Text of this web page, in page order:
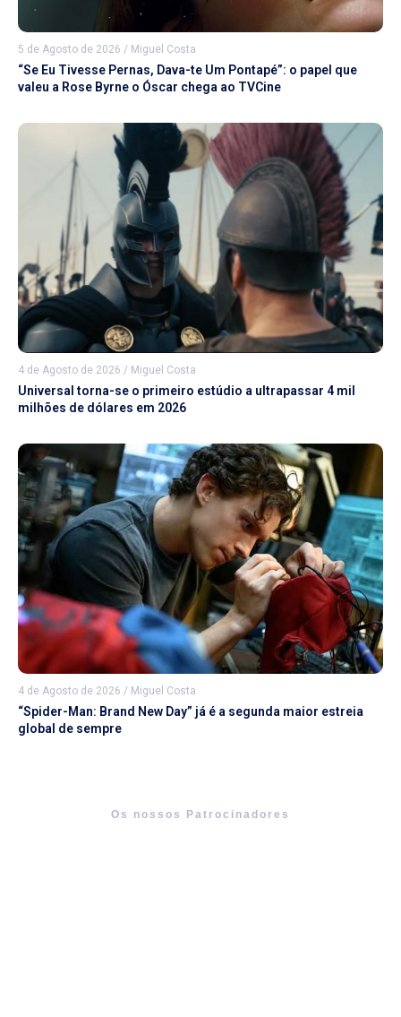
5 de Agosto de 2026 / Miguel Costa
“Se Eu Tivesse Pernas, Dava-te Um Pontapé”: o papel que
valeu a Rose Byrne o Óscar chega ao TVCine
4 de Agosto de 2026 / Miguel Costa
Universal torna-se o primeiro estúdio a ultrapassar 4 mil
milhões de dólares em 2026
4 de Agosto de 2026 / Miguel Costa
“Spider-Man: Brand New Day” já é a segunda maior estreia
global de sempre
Os nossos Patrocinadores